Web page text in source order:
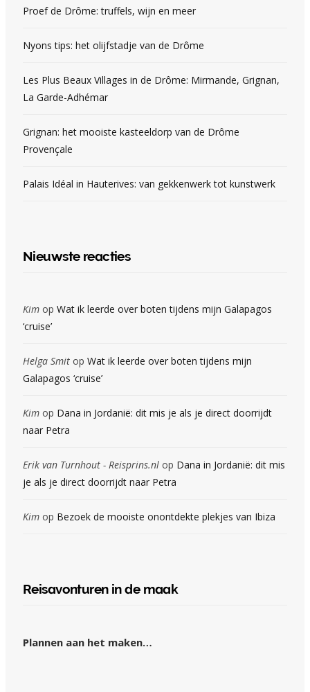
Proef de Drôme: truffels, wijn en meer
Nyons tips: het olijfstadje van de Drôme
Les Plus Beaux Villages in de Drôme: Mirmande, Grignan,
La Garde-Adhémar
Grignan: het mooiste kasteeldorp van de Drôme
Provençale
Palais Idéal in Hauterives: van gekkenwerk tot kunstwerk
Nieuwste reacties
Kim op Wat ik leerde over boten tijdens mijn Galapagos
‘cruise’
Helga Smit op Wat ik leerde over boten tijdens mijn
Galapagos ‘cruise’
Kim op Dana in Jordanië: dit mis je als je direct doorrijdt
naar Petra
Erik van Turnhout - Reisprins.nl op Dana in Jordanië: dit mis
je als je direct doorrijdt naar Petra
Kim op Bezoek de mooiste onontdekte plekjes van Ibiza
Reisavonturen in de maak
Plannen aan het maken…